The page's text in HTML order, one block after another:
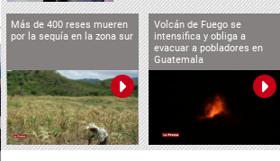
Más de 400 reses mueren
por la sequía en la zona sur
Volcán de Fuego se
intensifica y obliga a
evacuar a pobladores en
Guatemala